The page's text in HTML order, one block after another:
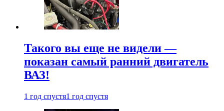
Такого вы еще не видели —
показан самый ранний двигатель
ВАЗ!
1 год спустя1 год спустя